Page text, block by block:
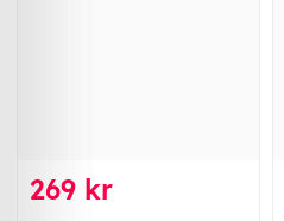
269 kr